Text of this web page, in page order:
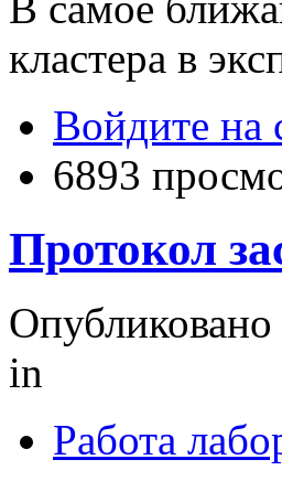
кластера в
Войдите на
6893
Протокол
in
Работа